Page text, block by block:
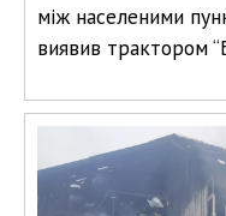
між населеними
виявив трактором